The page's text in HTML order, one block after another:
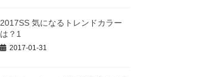
2017SS 気になるトレンドカラー
は？1
2017-01-31